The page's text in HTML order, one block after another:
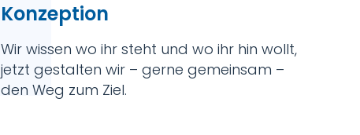
Konzeption
Wir wissen wo ihr steht und wo ihr hin wollt,
jetzt gestalten wir – gerne gemeinsam –
den Weg zum Ziel.